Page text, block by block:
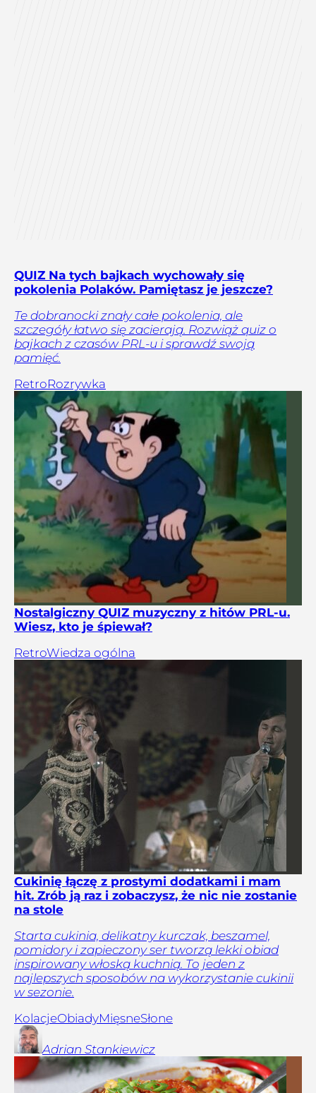
QUIZ Na tych bajkach wychowały się
pokolenia Polaków. Pamiętasz je jeszcze?
Te dobranocki znały całe pokolenia, ale
szczegóły łatwo się zacierają. Rozwiąż quiz o
bajkach z czasów PRL-u i sprawdź swoją
pamięć.
RetroRozrywka
Nostalgiczny QUIZ muzyczny z hitów PRL-u.
Wiesz, kto je śpiewał?
RetroWiedza ogólna
Cukinię łączę z prostymi dodatkami i mam
hit. Zrób ją raz i zobaczysz, że nic nie zostanie
na stole
Starta cukinia, delikatny kurczak, beszamel,
pomidory i zapieczony ser tworzą lekki obiad
inspirowany włoską kuchnią. To jeden z
najlepszych sposobów na wykorzystanie cukinii
w sezonie.
KolacjeObiadyMięsneSłone
Adrian Stankiewicz